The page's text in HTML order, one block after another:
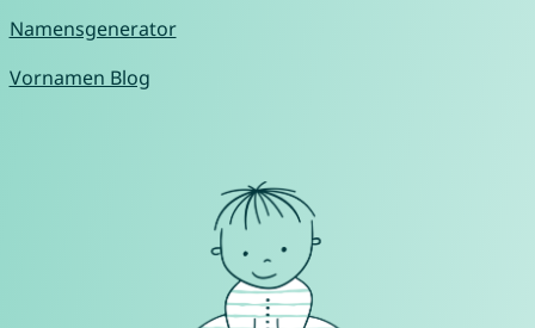
Namensgenerator
Vornamen Blog